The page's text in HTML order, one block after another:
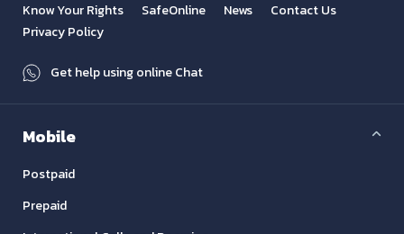
Know Your Rights
SafeOnline News
Contact Us
Privacy Policy
Get help using online Chat
Mobile
Postpaid
Prepaid